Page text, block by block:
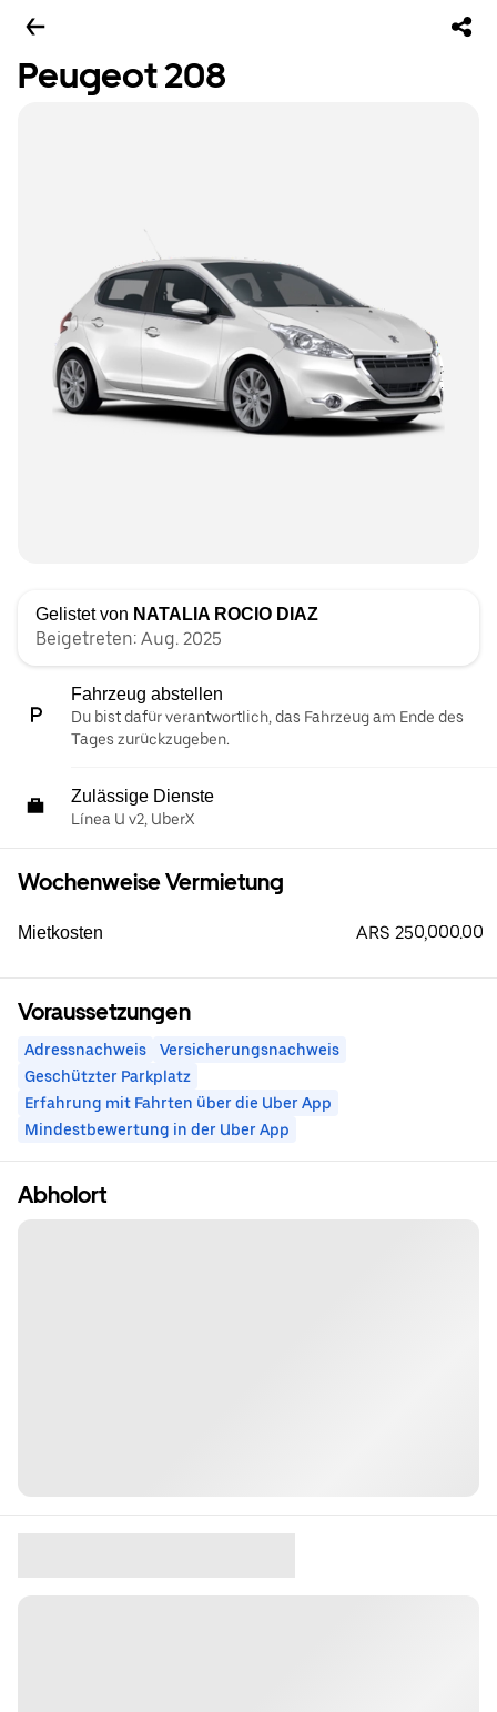
Peugeot 208
Gelistet von NATALIA ROCIO DIAZ
Beigetreten: Aug. 2025
Fahrzeug abstellen
Du bist dafür verantwortlich, das Fahrzeug am Ende des
Tages zurückzugeben.
Zulässige Dienste
Línea U v2, UberX
Wochenweise Vermietung
Mietkosten ARS 250,000.00
Voraussetzungen
Adressnachweis
Versicherungsnachweis
Geschützter Parkplatz
Erfahrung mit Fahrten über die Uber App
Mindestbewertung in der Uber App
Abholort